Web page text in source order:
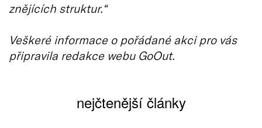
znějících struktur.“
Veškeré informace o pořádané akci pro vás
připravila redakce webu GoOut.
nejčtenější články